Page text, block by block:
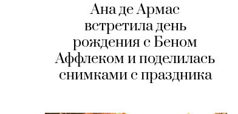
Ана де Армас
встретила день
рождения с Беном
Аффлеком и поделилась
снимками с праздника